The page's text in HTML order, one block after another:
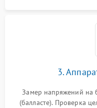
3.
Замер напряжений на
(балласте). Проверка